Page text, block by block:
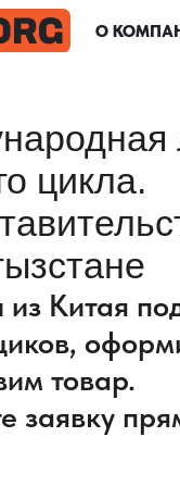
О
О
цикла.
из Китая
товар.
заявку
О
О